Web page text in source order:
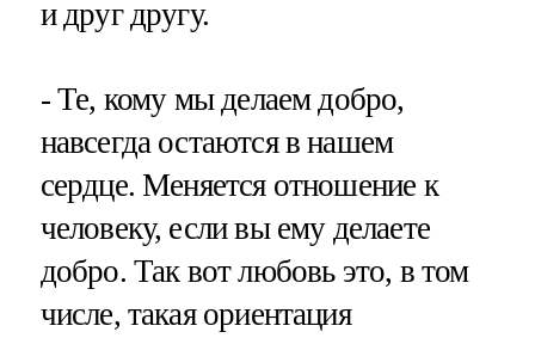
и друг другу.
- Те, кому мы делаем добро,
навсегда остаются в нашем
сердце. Меняется отношение к
человеку, если вы ему делаете
добро. Так вот любовь это, в том
числе, такая ориентация